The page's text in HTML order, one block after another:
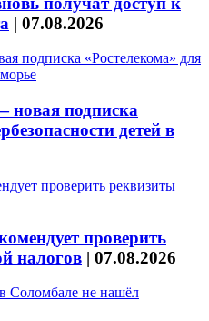
| 07.08.2026
новая подписка
детей в
проверить
налогов | 07.08.2026